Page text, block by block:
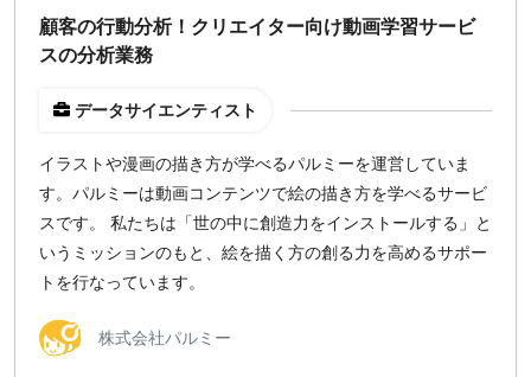
顧客の行動分析！クリエイター向け動画学習サービ
スの分析業務
データサイエンティスト
イラストや漫画の描き方が学べるパルミーを運営していま
す。パルミーは動画コンテンツで絵の描き方を学べるサービ
スです。 私たちは「世の中に創造力をインストールする」と
いうミッションのもと、絵を描く方の創る力を高めるサポー
トを行なっています。
株式会社パルミー